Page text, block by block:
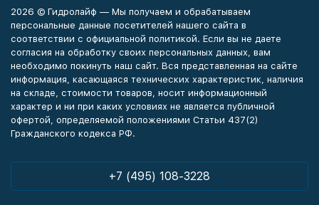
2026 © Гидролайф — Мы получаем и обрабатываем
персональные данные посетителей нашего сайта в
соответствии с официальной политикой. Если вы не даете
согласия на обработку своих персональных данных, вам
необходимо покинуть наш сайт. Вся представленная на сайте
информация, касающаяся технических характеристик, наличия
на складе, стоимости товаров, носит информационный
характер и ни при каких условиях не является публичной
офертой, определяемой положениями Статьи 437(2)
Гражданского кодекса РФ.
+7 (495) 108-3228